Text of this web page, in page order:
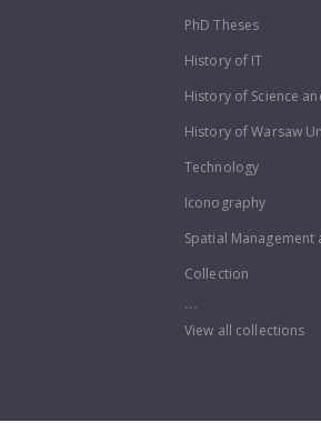
PhD Theses
History of IT
History of Science
History of Warsaw
Technology
Iconography
Spatial Management
Collection
...
View all collections